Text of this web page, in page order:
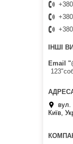
ІНШІ
Email
вул.
Київ,